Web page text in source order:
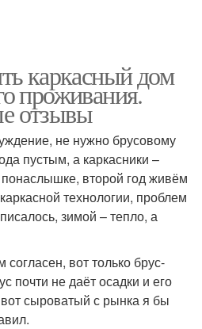
каркасный дом
проживания.
отзывы
не нужно брусовому
пустым, а каркасники –
второй год живём
технологии, проблем
зимой – тепло, а
вот только брус-
почти не даёт осадки и его
сыроватый с рынка я бы